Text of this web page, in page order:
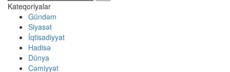
Kateqoriyalar
Gündəm
Siyasət
İqtisadiyyat
Hadisə
Dünya
Cəmiyyət